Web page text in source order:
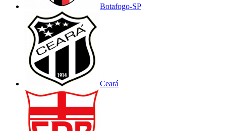
Botafogo-SP
Ceará